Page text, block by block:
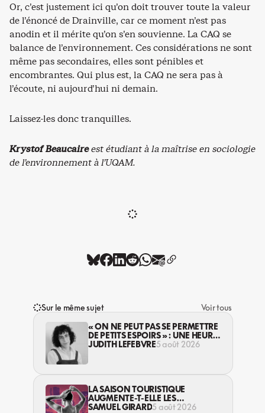
Or, c’est justement ici qu’on doit trouver toute la valeur
de l’énoncé de Drainville, car ce moment n’est pas
anodin et il mérite qu’on s’en souvienne. La CAQ se
balance de l’environnement. Ces considérations ne sont
même pas secondaires, elles sont pénibles et
encombrantes. Qui plus est, la CAQ ne sera pas à
l’écoute, ni aujourd’hui ni demain.
Laissez-les donc tranquilles.
Krystof Beaucaireest étudiant à la maîtrise en sociologie
de l’environnement à l’UQAM.
Sur le même sujet
Voir tous
« ON NE PEUT PAS SE PERMETTRE
DE PETITS ESPOIRS » : UNE HEURE
AVEC AVI LEWIS
JUDITH LEFEBVRE5 août 2026
LA SAISON TOURISTIQUE
AUGMENTE-T-ELLE LES
VIOLENCES CONTRE LES
SAMUEL GIRARD5 août 2026